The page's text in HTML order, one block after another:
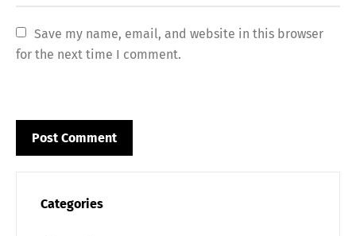
Save my name, email, and website in this browser
for the next time I comment.
Categories